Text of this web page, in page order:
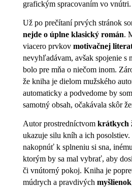
grafickým spracovaním vo vnútri.
Už po prečítaní prvých stránok
nejde o úplne klasický román.
viacero prvkov motivačnej
nevyhľadávam, avšak spojenie s
bolo pre mňa o niečom inom.
že kniha je dielom mužského
automaticky a podvedome by
samotný obsah, očakávala skôr
Autor prostredníctvom krátkych
ukazuje silu kníh a ich
nakopnúť k splneniu si sna,
ktorým by sa mal vybrať, aby
či vnútorný pokoj. Kniha je
múdrych a pravdivých myšlienok